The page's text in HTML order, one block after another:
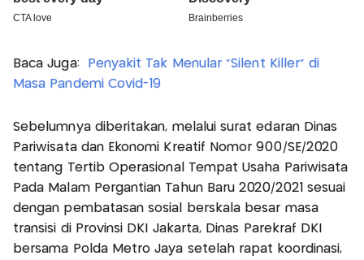
Baca Juga:
Penyakit Tak Menular "Silent Killer" di
Masa Pandemi Covid-19
Sebelumnya diberitakan, melalui surat edaran Dinas
Pariwisata dan Ekonomi Kreatif Nomor 900/SE/2020
tentang Tertib Operasional Tempat Usaha Pariwisata
Pada Malam Pergantian Tahun Baru 2020/2021 sesuai
dengan pembatasan sosial berskala besar masa
transisi di Provinsi DKI Jakarta, Dinas Parekraf DKI
bersama Polda Metro Jaya setelah rapat koordinasi,